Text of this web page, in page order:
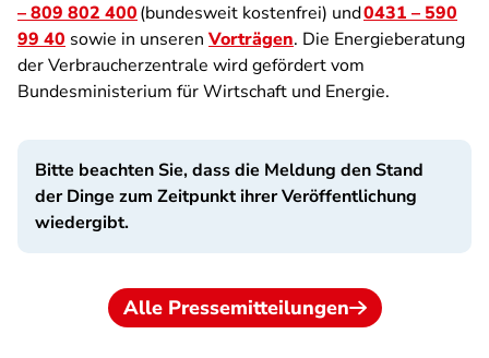
– 809 802 400(bundesweit kostenfrei) und0431 – 590
99 40 sowie in unseren Vorträgen. Die Energieberatung
der Verbraucherzentrale wird gefördert vom
Bundesministerium für Wirtschaft und Energie.
Bitte beachten Sie, dass die Meldung den Stand
der Dinge zum Zeitpunkt ihrer Veröffentlichung
wiedergibt.
Alle Pressemitteilungen